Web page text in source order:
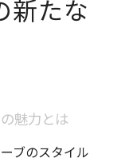
ルの自由度
新たな
魅力とは
ブのスタイル